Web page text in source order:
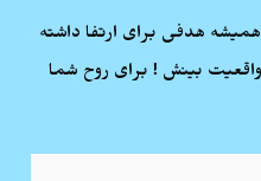
هدفی برای ارتفا داشته
واقعیت بینش ! برای روح شما